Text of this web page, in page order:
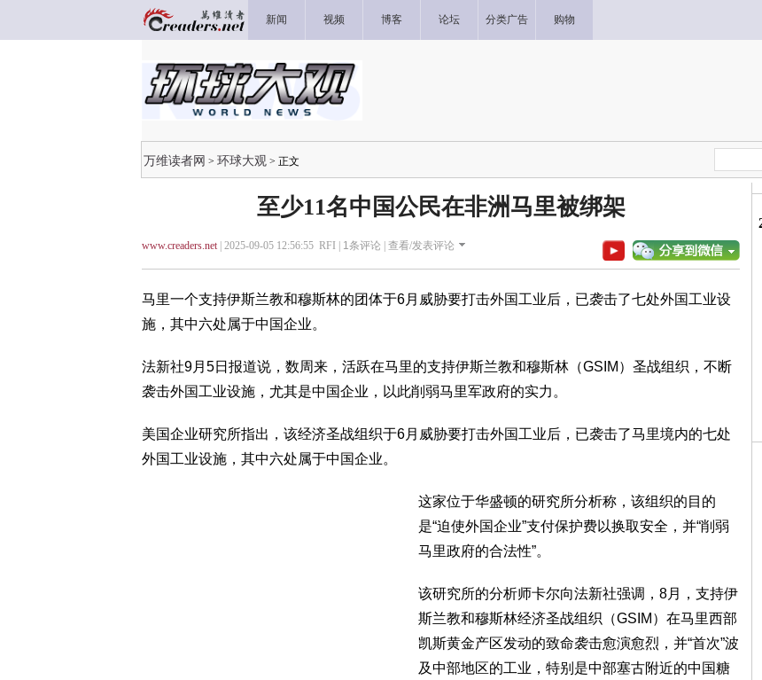
新闻 视频 博客 论坛 分类广告 购物
万维读者网 > 环球大观 > 正文
至少11名中国公民在非洲马里被绑架
www.creaders.net| 2025-09-05 12:56:55 RFI | 1条评论 | 查看/发表评论
马里一个支持伊斯兰教和穆斯林的团体于6月威胁要打击外国工业后，已袭击了七处外国工业设
施，其中六处属于中国企业。
法新社9月5日报道说，数周来，活跃在马里的支持伊斯兰教和穆斯林（GSIM）圣战组织，不断
袭击外国工业设施，尤其是中国企业，以此削弱马里军政府的实力。
美国企业研究所指出，该经济圣战组织于6月威胁要打击外国工业后，已袭击了马里境内的七处
外国工业设施，其中六处属于中国企业。
这家位于华盛顿的研究所分析称，该组织的目的
是“迫使外国企业”支付保护费以换取安全，并“削弱
马里政府的合法性”。
该研究所的分析师卡尔向法新社强调，8月，支持伊
斯兰教和穆斯林经济圣战组织（GSIM）在马里西部
凯斯黄金产区发动的致命袭击愈演愈烈，并“首次”波
及中部地区的工业，特别是中部塞古附近的中国糖